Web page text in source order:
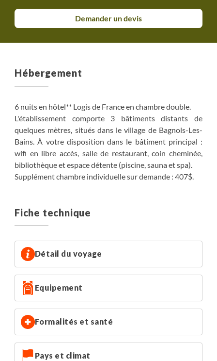
Demander un devis
Hébergement
6 nuits en hôtel** Logis de France en chambre double.
L'établissement comporte 3 bâtiments distants de
quelques mètres, situés dans le village de Bagnols-Les-
Bains. À votre disposition dans le bâtiment principal :
wifi en libre accès, salle de restaurant, coin cheminée,
bibliothèque et espace détente (piscine, sauna et spa).
Supplément chambre individuelle sur demande : 407$.
Fiche technique
Détail du voyage
Equipement
Formalités et santé
Pays et climat